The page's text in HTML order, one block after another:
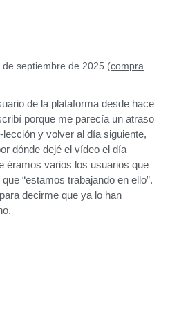
de septiembre de 2025 (compra
de la plataforma desde hace
porque me parecía un atraso
y volver al día siguiente,
dónde dejé el vídeo el día
éramos varios los usuarios que
“estamos trabajando en ello”.
decirme que ya lo han